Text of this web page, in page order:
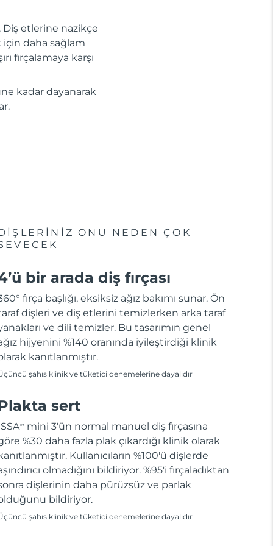
Diş etlerine nazikçe
için daha sağlam
fırçalamaya karşı
kadar dayanarak
ONU NEDEN ÇOK
bir arada diş fırçası
fırça başlığı, eksiksiz ağız bakımı sunar. Ön
dişleri ve diş etlerini temizlerken arka taraf
ve dili temizler. Bu tasarımın genel
hijyenini %140 oranında iyileştirdiği klinik
kanıtlanmıştır.
şahıs klinik ve tüketici denemelerine dayalıdır
sert
TM
mini 3'ün normal manuel diş fırçasına
%30 daha fazla plak çıkardığı klinik olarak
Kullanıcıların %100'ü dişlerde
olmadığını bildiriyor. %95'i fırçaladıktan
dişlerinin daha pürüzsüz ve parlak
bildiriyor.
şahıs klinik ve tüketici denemelerine dayalıdır